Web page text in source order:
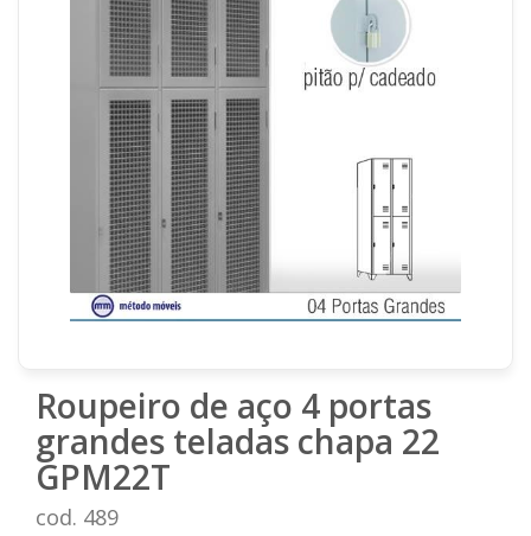
Roupeiro de aço 4 portas
grandes teladas chapa 22
GPM22T
cod. 489